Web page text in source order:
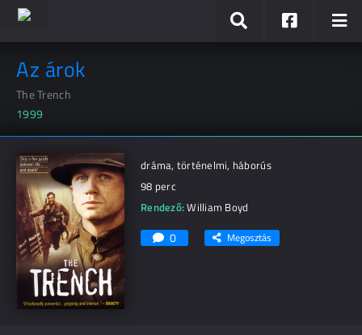
Az árok
The Trench
1999
dráma, történelmi, háborús
98 perc
Rendező:William Boyd
0 Megosztás